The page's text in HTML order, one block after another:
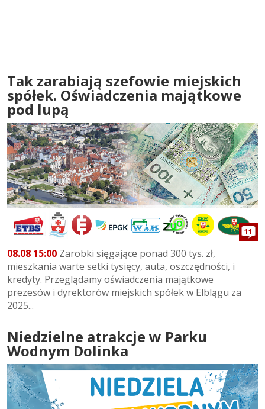
Tak zarabiają szefowie miejskich
spółek. Oświadczenia majątkowe
pod lupą
11
08.08 15:00 Zarobki sięgające ponad 300 tys. zł,
mieszkania warte setki tysięcy, auta, oszczędności, i
kredyty. Przeglądamy oświadczenia majątkowe
prezesów i dyrektorów miejskich spółek w Elblągu za
2025...
Niedzielne atrakcje w Parku
Wodnym Dolinka